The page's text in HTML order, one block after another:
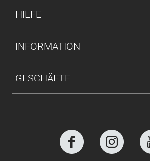
HILFE
INFORMATION
GESCHÄFTE